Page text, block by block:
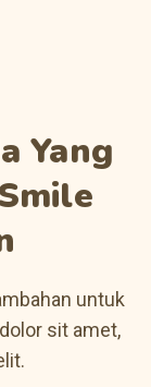
Yang
untuk
sit amet,